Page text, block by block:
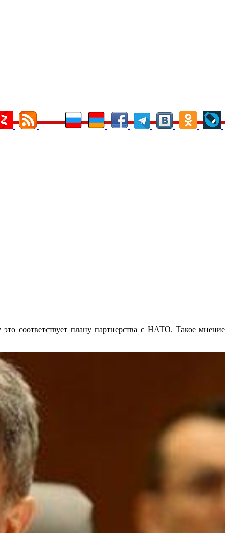
соответствует плану партнерства с НАТО. Такое мнение